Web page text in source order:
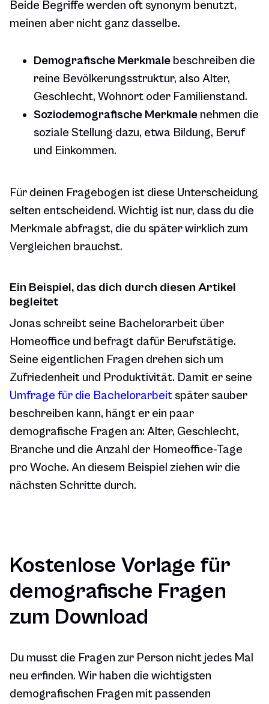
Beide Begriffe werden oft synonym benutzt,
meinen aber nicht ganz dasselbe.
Demografische Merkmale beschreiben die
reine Bevölkerungsstruktur, also Alter,
Geschlecht, Wohnort oder Familienstand.
Soziodemografische Merkmale nehmen die
soziale Stellung dazu, etwa Bildung, Beruf
und Einkommen.
Für deinen Fragebogen ist diese Unterscheidung
selten entscheidend. Wichtig ist nur, dass du die
Merkmale abfragst, die du später wirklich zum
Vergleichen brauchst.
Ein Beispiel, das dich durch diesen Artikel
begleitet
Jonas schreibt seine Bachelorarbeit über
Homeoffice und befragt dafür Berufstätige.
Seine eigentlichen Fragen drehen sich um
Zufriedenheit und Produktivität. Damit er seine
Umfrage für die Bachelorarbeitspäter sauber
beschreiben kann, hängt er ein paar
demografische Fragen an: Alter, Geschlecht,
Branche und die Anzahl der Homeoffice-Tage
pro Woche. An diesem Beispiel ziehen wir die
nächsten Schritte durch.
Kostenlose Vorlage für
demografische Fragen
zum Download
Du musst die Fragen zur Person nicht jedes Mal
neu erfinden. Wir haben die wichtigsten
demografischen Fragen mit passenden